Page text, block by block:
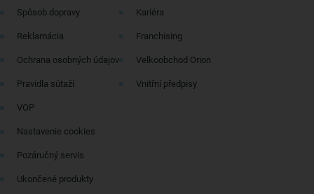
Spôsob dopravy
Reklamácia
Ochrana osobných údajov
Pravidla sútaží
VOP
Nastavenie cookies
Pozáručný servis
Ukončené produkty
Kariéra
Franchising
Velkoobchod Orion
Vnitřní předpisy